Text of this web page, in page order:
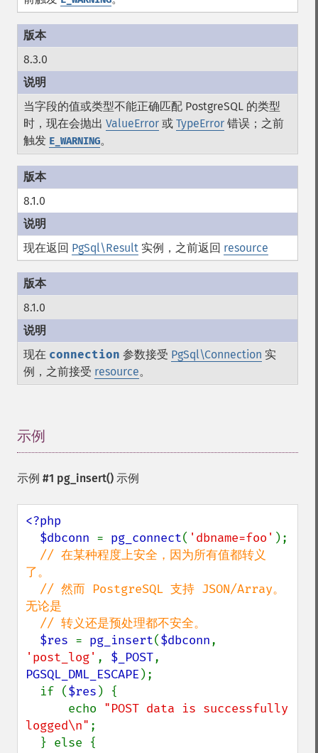
8.3.0
当字段的值或类型不能正确匹配 PostgreSQL 的类型
时，现在会抛出 ValueError 或 TypeError 错误；之前
触发 E_WARNING。
8.1.0
现在返回 PgSql\Result 实例，之前返回 resource
8.1.0
现在 connection 参数接受 PgSql\Connection 实
例，之前接受 resource。
示例
示例 #1 pg_insert() 示例
<?php
  $dbconn
= pg_connect( 'dbname=foo' );
// 在某种程度上安全，因为所有值都转义
了。
无论是
$res = pg_insert($dbconn
'post_log' , $_POST
PGSQL_DML_ESCAPE );
  if (
$res ) {
      echo
"POST data is successfully
logged\n" ;